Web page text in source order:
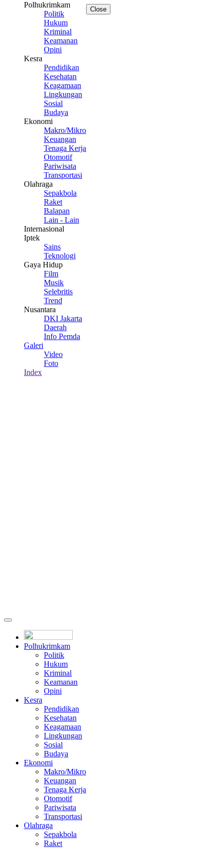
Polhukrimkam
Politik
Hukum
Kriminal
Keamanan
Opini
Kesra
Pendidikan
Kesehatan
Keagamaan
Lingkungan
Sosial
Budaya
Ekonomi
Makro/Mikro
Keuangan
Tenaga Kerja
Otomotif
Pariwisata
Transportasi
Olahraga
Sepakbola
Raket
Balapan
Lain - Lain
Internasional
Iptek
Sains
Teknologi
Gaya Hidup
Film
Musik
Selebritis
Trend
Nusantara
DKI Jakarta
Daerah
Info Pemda
Galeri
Video
Foto
Index
Close
Polhukrimkam
Politik
Hukum
Kriminal
Keamanan
Opini
Kesra
Pendidikan
Kesehatan
Keagamaan
Lingkungan
Sosial
Budaya
Ekonomi
Makro/Mikro
Keuangan
Tenaga Kerja
Otomotif
Pariwisata
Transportasi
Olahraga
Sepakbola
Raket